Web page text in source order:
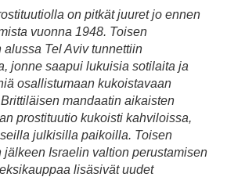
on pitkät juuret jo ennen
vuonna 1948. Toisen
Tel Aviv tunnettiin
jonne saapui lukuisia sotilaita ja
osallistumaan kukoistavaan
Brittiläisen mandaatin aikaisten
prostituutio kukoisti kahviloissa,
julkisilla paikoilla. Toisen
jälkeen Israelin valtion perustamisen
lisäsivät uudet